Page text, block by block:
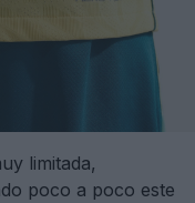
limitada,
poco a poco este